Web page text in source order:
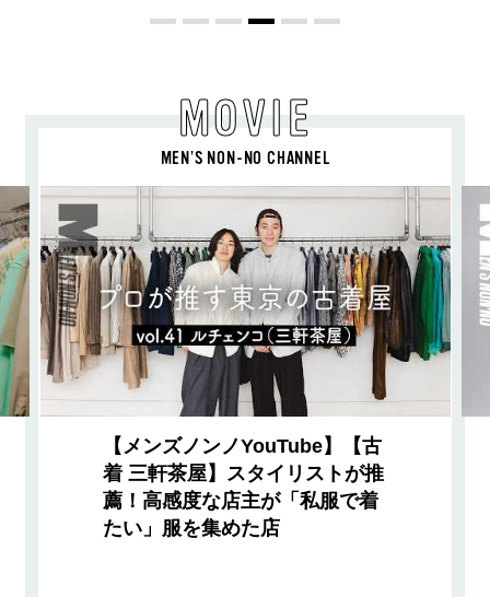
MOVIE
MEN’S NON-NO CHANNEL
【メンズノンノYouTube】【古
着 三軒茶屋】スタイリストが推
薦！高感度な店主が「私服で着
たい」服を集めた店